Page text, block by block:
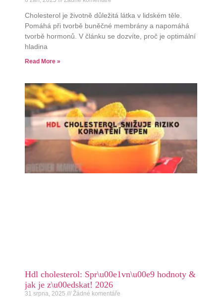
Cholesterol je životně důležitá látka v lidském těle.
Pomáhá při tvorbě buněčné membrány a napomáhá
tvorbě hormonů. V článku se dozvíte, proč je optimální
hladina
Read More »
Hdl cholesterol: Spr\u00e1vn\u00e9 hodnoty &
jak je z\u00edskat! 2026
31 srpna, 2025 Žádné komentáře